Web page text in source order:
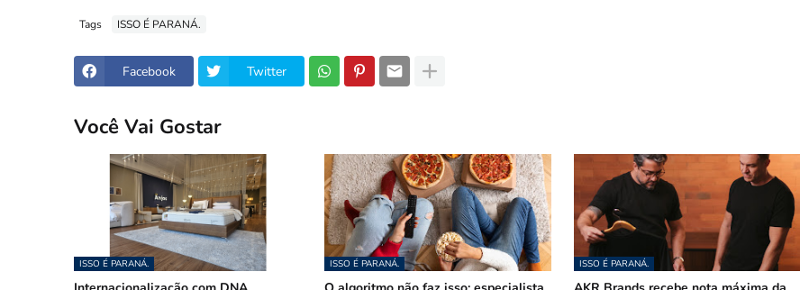
Tags ISSO É PARANÁ.
Facebook Twitter
Você Vai Gostar
ISSO É PARANÁ. ISSO É PARANÁ. ISSO É PARANÁ.